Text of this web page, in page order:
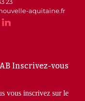
23
aquitaine.fr
Inscrivez-vous
vous inscrivez sur le